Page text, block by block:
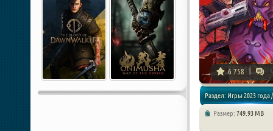
6 758
Раздел: Игры 2023 года /
Размер: 749.93 MB